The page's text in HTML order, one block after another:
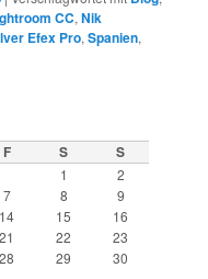
CC,Nik
Efex Pro,Spanien,
F S S
1
2
7 8
9
14 15
16
21 22
23
28 29
30